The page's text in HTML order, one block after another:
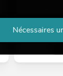
119,00 €
Nécessaires